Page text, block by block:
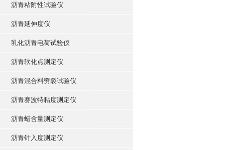
沥青粘附性试验仪
沥青延伸度仪
乳化沥青电荷试验仪
沥青软化点测定仪
沥青混合料劈裂试验仪
沥青赛波特粘度测定仪
沥青蜡含量测定仪
沥青针入度测定仪